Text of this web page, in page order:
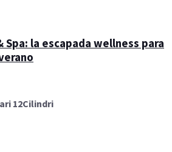
Spa: la escapada wellness para
12Cilindri